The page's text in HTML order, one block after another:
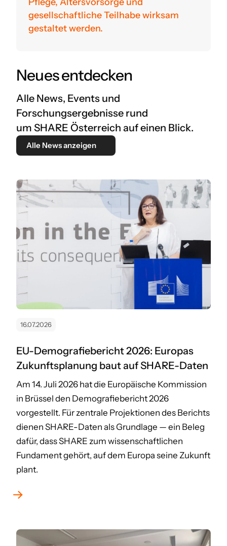
gesellschaftliche Teilhabe wirksam
gestaltet werden.
Neues entdecken
Alle News, Events und
Forschungsergebnisse rund
um SHARE Österreich auf einen Blick.
Alle News anzeigen
16.07.2026
EU-Demografiebericht 2026: Europas
Zukunftsplanung baut auf SHARE-Daten
Am 14. Juli 2026 hat die Europäische Kommission
in Brüssel den Demografiebericht 2026
vorgestellt. Für zentrale Projektionen des Berichts
dienen SHARE-Daten als Grundlage — ein Beleg
dafür, dass SHARE zum wissenschaftlichen
Fundament gehört, auf dem Europa seine Zukunft
plant.